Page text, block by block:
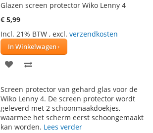
Glazen screen protector Wiko Lenny 4
€ 5,99
Incl. 21% BTW , excl. verzendkosten
In Winkelwagen
VOEG
AAN
VERLANGLIJST
TE
VERGELIJKEN
Screen protector van gehard glas voor de
Wiko Lenny 4. De screen protector wordt
geleverd met 2 schoonmaakdoekjes,
waarmee het scherm eerst schoongemaakt
kan worden. Lees verder